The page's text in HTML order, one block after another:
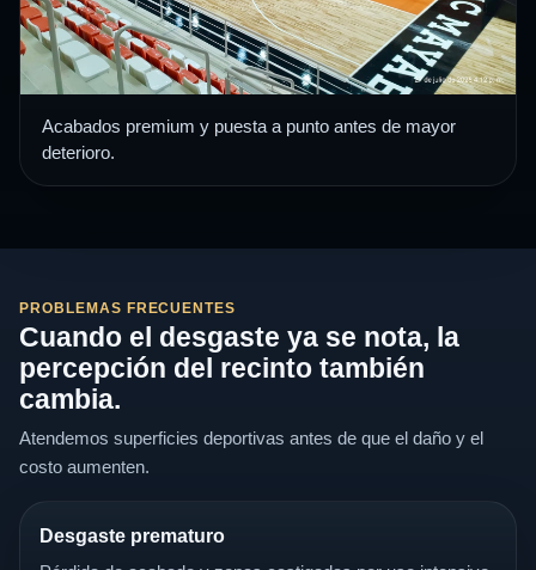
Acabados premium y puesta a punto antes de mayor
deterioro.
PROBLEMAS FRECUENTES
Cuando el desgaste ya se nota, la
percepción del recinto también
cambia.
Atendemos superficies deportivas antes de que el daño y el
costo aumenten.
Desgaste prematuro